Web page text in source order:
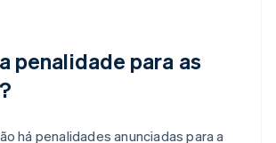
penalidade para as
há penalidades anunciadas para a